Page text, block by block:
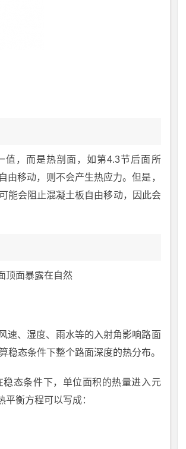
值，而是热剖面，如第4.3节后面所
移动，则不会产生热应力。但是，
能会阻止混凝土板自由移动，因此会
顶面暴露在自然
速、湿度、雨水等的入射角影响路面
态条件下整个路面深度的热分布。
态条件下，单位面积的热量进入元
衡方程可以写成：